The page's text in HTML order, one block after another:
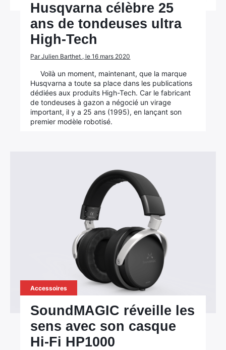
Husqvarna célèbre 25
ans de tondeuses ultra
High-Tech
Par Julien Barthet , le 16 mars 2020
Voilà un moment, maintenant, que la marque
Husqvarna a toute sa place dans les publications
dédiées aux produits High-Tech. Car le fabricant
de tondeuses à gazon a négocié un virage
important, il y a 25 ans (1995), en lançant son
premier modèle robotisé.
Accessoires
SoundMAGIC réveille les
sens avec son casque
Hi-Fi HP1000